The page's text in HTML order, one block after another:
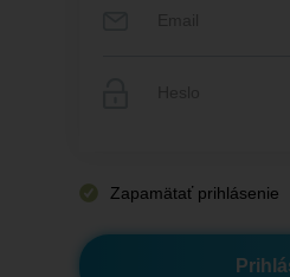
Zapamätať prihlásenie